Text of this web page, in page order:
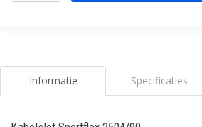
Informatie Specificaties